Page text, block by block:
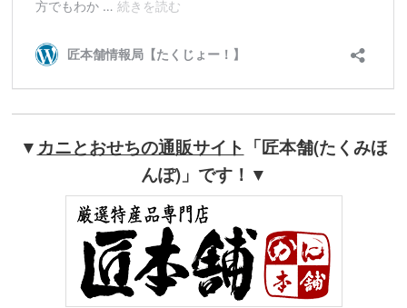
▼カニとおせちの通販サイト 「匠本舗(たくみほ
んぽ)」です！▼